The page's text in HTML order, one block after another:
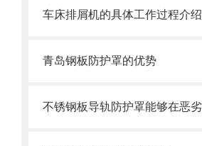
车床排屑机的具体工作过程介绍
青岛钢板防护罩的优势